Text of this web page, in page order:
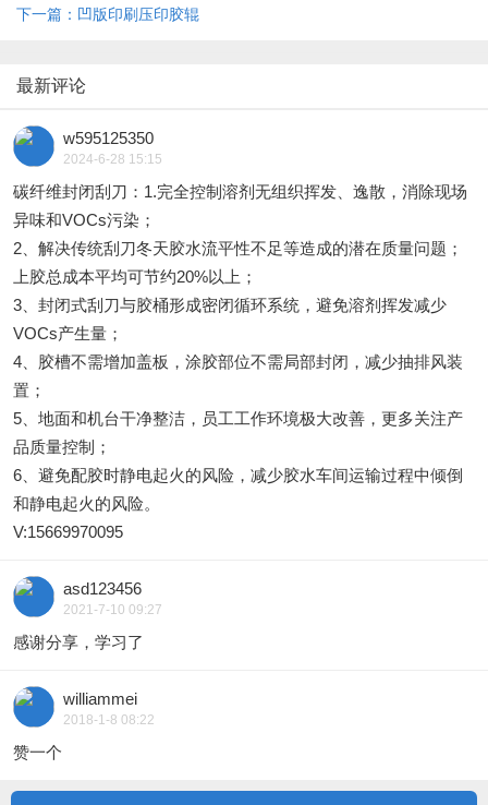
下一篇：凹版印刷压印胶辊
最新评论
w595125350
2024-6-28 15:15
碳纤维封闭刮刀：1.完全控制溶剂无组织挥发、逸散，消除现场
异味和VOCs污染；
2、解决传统刮刀冬天胶水流平性不足等造成的潜在质量问题；
上胶总成本平均可节约20%以上；
3、封闭式刮刀与胶桶形成密闭循环系统，避免溶剂挥发减少
VOCs产生量；
4、胶槽不需增加盖板，涂胶部位不需局部封闭，减少抽排风装
置；
5、地面和机台干净整洁，员工工作环境极大改善，更多关注产
品质量控制；
6、避免配胶时静电起火的风险，减少胶水车间运输过程中倾倒
和静电起火的风险。
V:15669970095
asd123456
2021-7-10 09:27
感谢分享，学习了
williammei
2018-1-8 08:22
赞一个